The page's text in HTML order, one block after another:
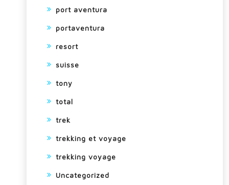
port aventura
portaventura
resort
suisse
tony
total
trek
trekking et voyage
trekking voyage
Uncategorized